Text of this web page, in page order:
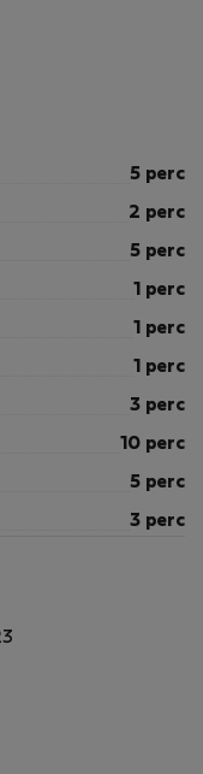
5 perc
2 perc
5 perc
1 perc
1 perc
1 perc
3 perc
10 perc
5 perc
3 perc